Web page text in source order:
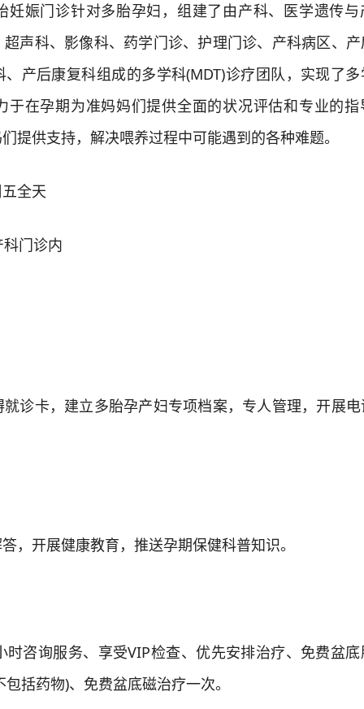
门诊针对多胎孕妇，组建了由产科、医学遗传与
声科、影像科、药学门诊、护理门诊、产科病区、
产后康复科组成的多学科(MDT)诊疗团队，实现了
于在孕期为准妈妈们提供全面的状况评估和专业的指
提供支持，解决喂养过程中可能遇到的各种难题。
全天
门诊内
卡，建立多胎孕产妇专项档案，专人管理，开展电
开展健康教育，推送孕期保健科普知识。
询服务、享受VIP检查、优先安排治疗、免费盆底
括药物)、免费盆底磁治疗一次。